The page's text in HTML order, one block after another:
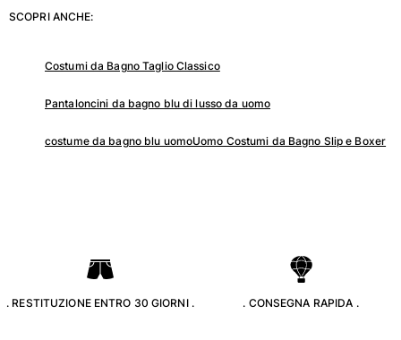
Reso
Domande frequenti
Contattaci
SCOPRI ANCHE:
Costumi da Bagno Taglio Classico
Pantaloncini da bagno blu di lusso da uomo
costume da bagno blu uomoUomo Costumi da Bagno Slip e Boxer
. RESTITUZIONE ENTRO 30 GIORNI . . CONSEGNA RAPIDA .